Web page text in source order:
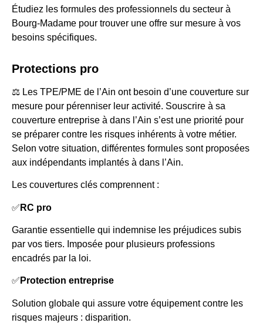
Étudiez les formules des professionnels du secteur à
Bourg-Madame pour trouver une offre sur mesure à vos
besoins spécifiques.
Protections pro
⚖️ Les TPE/PME de l’Ain ont besoin d’une couverture sur
mesure pour pérenniser leur activité. Souscrire à sa
couverture entreprise à dans l’Ain s’est une priorité pour
se préparer contre les risques inhérents à votre métier.
Selon votre situation, différentes formules sont proposées
aux indépendants implantés à dans l’Ain.
Les couvertures clés comprennent :
✅ RC pro
Garantie essentielle qui indemnise les préjudices subis
par vos tiers. Imposée pour plusieurs professions
encadrés par la loi.
✅ Protection entreprise
Solution globale qui assure votre équipement contre les
risques majeurs : disparition.